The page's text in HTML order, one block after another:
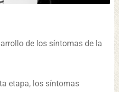
de los síntomas de la
etapa, los síntomas